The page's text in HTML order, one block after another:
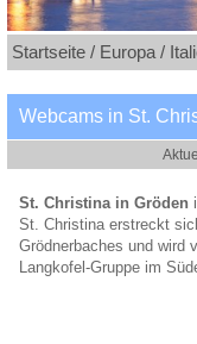
Startseite / Europa /
Webcams in St.
St. Christina in Gröden
St. Christina erstreckt
Grödnerbaches und wird
Langkofel-Gruppe im